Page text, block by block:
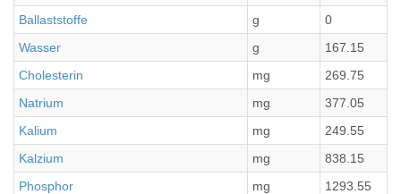
Ballaststoffe
g
0
Wasser
g
167.15
Cholesterin
mg
269.75
Natrium
mg
377.05
Kalium
mg
249.55
Kalzium
mg
838.15
Phosphor
mg
1293.55